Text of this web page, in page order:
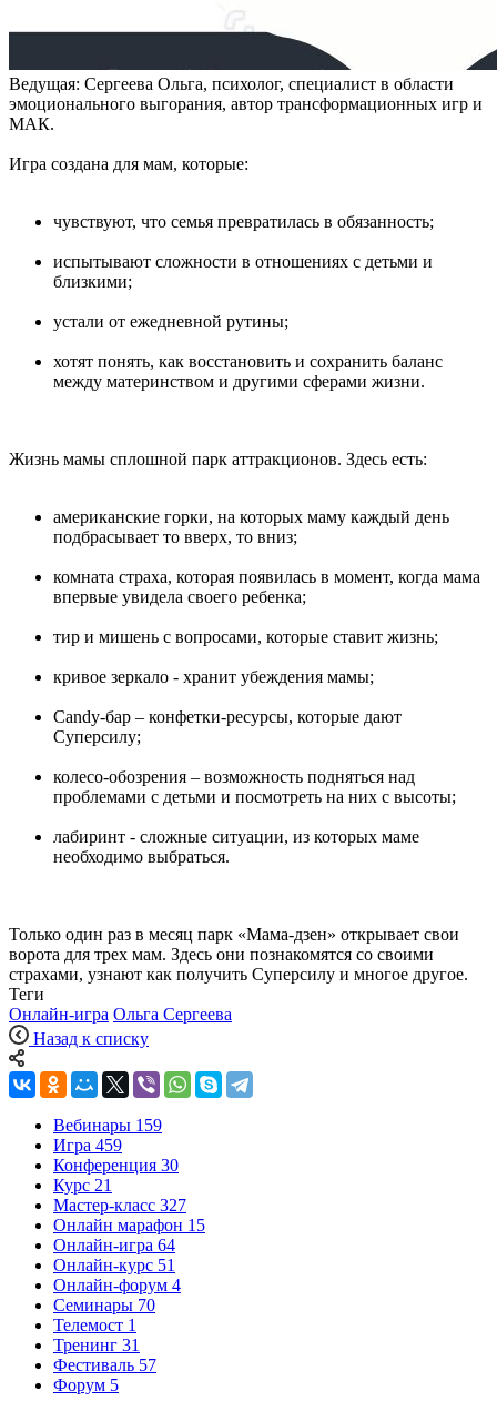
Ведущая: Сергеева Ольга, психолог, специалист в области
эмоционального выгорания, автор трансформационных игр и
МАК.
Игра создана для мам, которые:
чувствуют, что семья превратилась в обязанность;
испытывают сложности в отношениях с детьми и
близкими;
устали от ежедневной рутины;
хотят понять, как восстановить и сохранить баланс
между материнством и другими сферами жизни.
Жизнь мамы сплошной парк аттракционов. Здесь есть:
американские горки, на которых маму каждый день
подбрасывает то вверх, то вниз;
комната страха, которая появилась в момент, когда мама
впервые увидела своего ребенка;
тир и мишень с вопросами, которые ставит жизнь;
кривое зеркало - хранит убеждения мамы;
Candy-бар – конфетки-ресурсы, которые дают
Суперсилу;
колесо-обозрения – возможность подняться над
проблемами с детьми и посмотреть на них с высоты;
лабиринт - сложные ситуации, из которых маме
необходимо выбраться.
Только один раз в месяц парк «Мама-дзен» открывает свои
ворота для трех мам. Здесь они познакомятся со своими
страхами, узнают как получить Суперсилу и многое другое.
Теги
Онлайн-игра Ольга Сергеева
Назад к списку
Вебинары 159
Игра 459
Конференция 30
Курс 21
Мастер-класс 327
Онлайн марафон 15
Онлайн-игра 64
Онлайн-курс 51
Онлайн-форум 4
Семинары 70
Телемост 1
Тренинг 31
Фестиваль 57
Форум 5